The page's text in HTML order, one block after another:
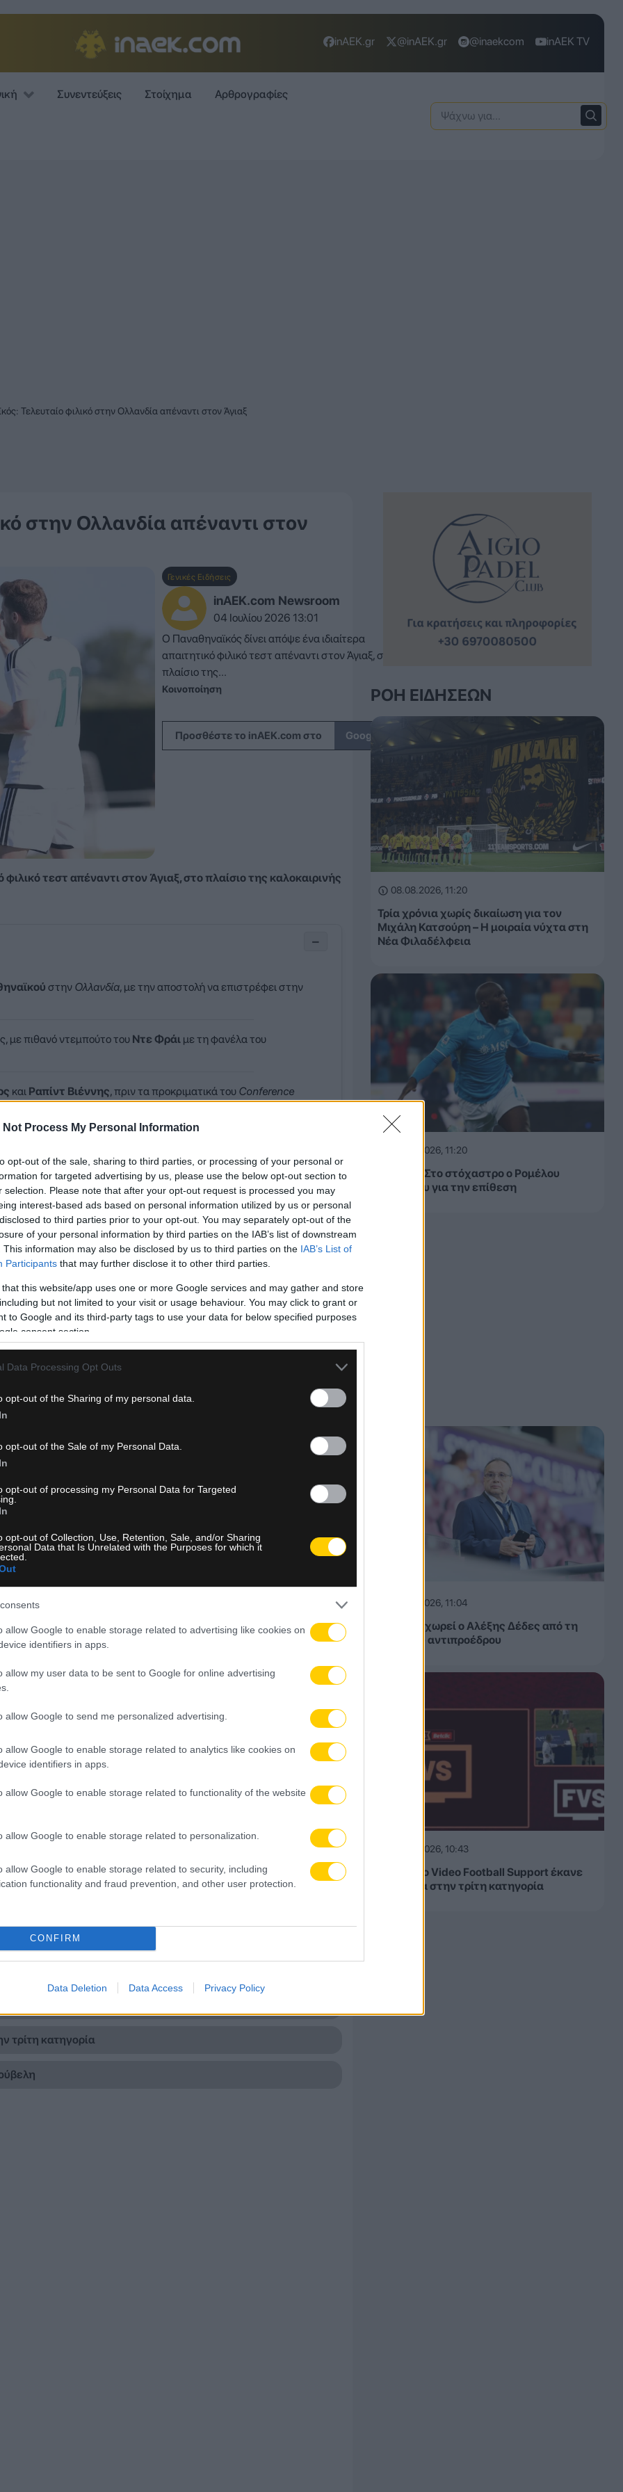
Not Process My Personal Information
opt-out of the sale, sharing to third parties, or processing of your personal or
for targeted advertising by us, please use the below opt-out section to
selection. Please note that after your opt-out request is processed you may
interest-based ads based on personal information utilized by us or personal
to third parties prior to your opt-out. You may separately opt-out of the
of your personal information by third parties on the IAB’s list of downstream
This information may also be disclosed by us to third parties on the IAB’s List of
Participants that may further disclose it to other third parties.
that this website/app uses one or more Google services and may gather and store
but not limited to your visit or usage behaviour. You may click to grant or
to Google and its third-party tags to use your data for below specified purposes
consent section.
Data Processing Opt Outs
opt-out of the Sharing of my personal data.
opt-out of the Sale of my Personal Data.
opt-out of processing my Personal Data for Targeted
opt-out of Collection, Use, Retention, Sale, and/or Sharing
Data that Is Unrelated with the Purposes for which it
allow Google to enable storage related to advertising like cookies on
identifiers in apps.
allow my user data to be sent to Google for online advertising
allow Google to send me personalized advertising.
allow Google to enable storage related to analytics like cookies on
identifiers in apps.
allow Google to enable storage related to functionality of the website
allow Google to enable storage related to personalization.
allow Google to enable storage related to security, including
functionality and fraud prevention, and other user protection.
CONFIRM
Data Deletion Data Access Privacy Policy
inAEK.gr @inAEK.gr @inaekcom inAEK TV
Συνεντεύξεις Στοίχημα Αρθρογραφίες
Τελευταίο φιλικό στην Ολλανδία απέναντι στον Άγιαξ
στην Ολλανδία απέναντι στον
Γενικές Ειδήσεις
inAEK.com Newsroom
04 Ιουλίου 2026 13:01
Ο Παναθηναϊκός δίνει απόψε ένα ιδιαίτερα
απαιτητικό φιλικό τεστ απέναντι στον Άγιαξ, στο
πλαίσιο της...
Κοινοποίηση
Προσθέστε το inAEK.com στο Google
τεστ απέναντι στον Άγιαξ, στο πλαίσιο της καλοκαιρινής
−
στην Ολλανδία, με την αποστολή να επιστρέφει στην
με πιθανό ντεμπούτο του Ντε Φράιμε τη φανέλα του
και Ραπίντ Βιέννης, πριν τα προκριματικά του Conference
σύλλογο στο Έρμελο, σε μια αναμέτρηση υψηλών απαιτήσεων
συμπεράσματα για την αγωνιστική κατάσταση της ομάδας.
του, όπου επικράτησε άνετα με 4-0 της Χέλμοντ Σπορ,
χαμηλότερης κατηγορίας. Το αποψινό ματς αποτελεί σαφώς
επίπεδο έντασης και ποιότητας.
στην Ολλανδία
Παναθηναϊκού επί ολλανδικού εδάφους, καθώς αμέσως μετά η
στάδιο της προετοιμασίας στο εξωτερικό.
δοκιμές, συνεχίζοντας τις αξιολογήσεις σε πρόσωπα και
ο Πένια κάτω από τα δοκάρια, με τους Κυριακόπουλο και Καλάμπρια
ενώ ο Γιάσκουσιτς θα αγωνιστεί ως «δεκάρι». Στα άκρα της επίθεσης
και ο Ντε Φράι, ο οποίος θα πραγματοποιήσει το ανεπίσημο
επιπλέον δοκιμές από τον προπονητή.
φιλικών
την προετοιμασία του με φιλικό απέναντι στη Γκρασχόπερς
με τη Ραπίντ Βιέννης στις 15 Ιουλίου, πριν τα ευρωπαϊκά
επίθεση
Η μοιραία νύχτα στη Νέα Φιλαδέλφεια
τρίτη κατηγορία
ΡΟΉ ΕΙΔΉΣΕΩΝ
08.08.2026, 11:20
Τρία χρόνια χωρίς δικαίωση για τον
Μιχάλη Κατσούρη – Η μοιραία νύχτα στη
Νέα Φιλαδέλφεια
08.08.2026, 11:20
Μονακό: Στο στόχαστρο ο Ρομέλου
Λουκάκου για την επίθεση
08.08.2026, 11:04
ΑΕΚ: Αποχωρεί ο Αλέξης Δέδες από τη
θέση του αντιπροέδρου
08.08.2026, 10:43
Γαλλία: Το Video Football Support έκανε
πρεμιέρα στην τρίτη κατηγορία